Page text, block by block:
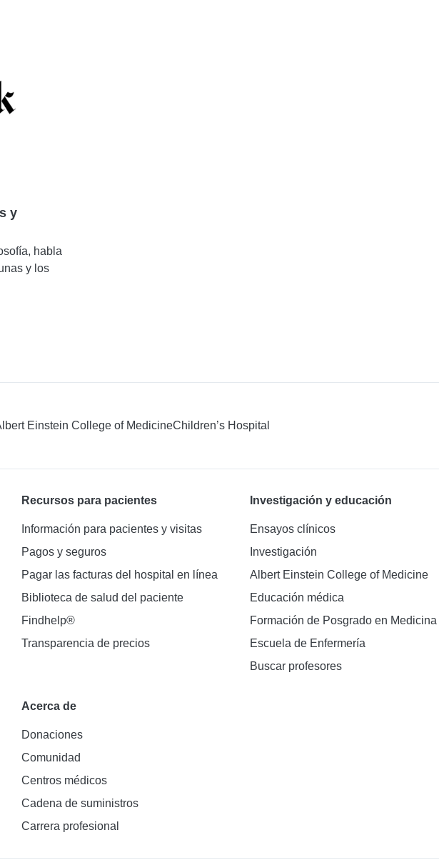
y
habla
y los
Einstein College of MedicineChildren’s Hospital
Recursos para pacientes
Información para pacientes y visitas
Pagos y seguros
Pagar las facturas del hospital en línea
Biblioteca de salud del paciente
Findhelp®
Transparencia de precios
Investigación y educación
Ensayos clínicos
Investigación
Albert Einstein College of Medicine
Educación médica
Formación de Posgrado en Medicina
Escuela de Enfermería
Buscar profesores
Acerca de
Donaciones
Comunidad
Centros médicos
Cadena de suministros
Carrera profesional